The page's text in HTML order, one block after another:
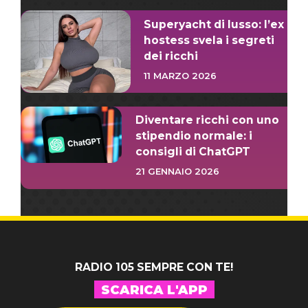
Superyacht di lusso: l’ex
hostess svela i segreti
dei ricchi
11 MARZO 2026
Diventare ricchi con uno
stipendio normale: i
consigli di ChatGPT
21 GENNAIO 2026
RADIO 105 SEMPRE CON TE!
SCARICA L'APP